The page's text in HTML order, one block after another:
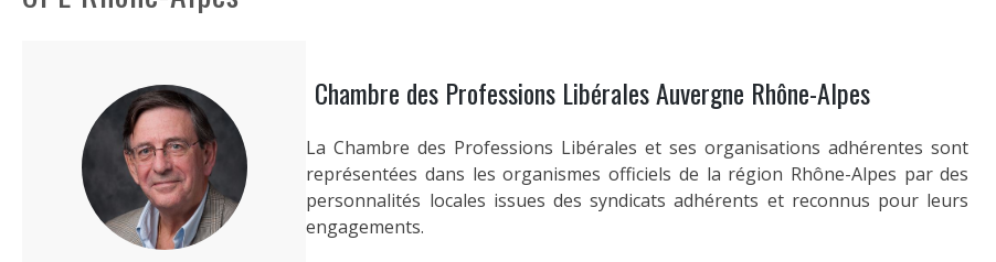
Chambre des Professions Libérales Auvergne Rhône-Alpes
La Chambre des Professions Libérales et ses organisations adhérentes sont
représentées dans les organismes officiels de la région Rhône-Alpes par des
personnalités locales issues des syndicats adhérents et reconnus pour leurs
engagements.